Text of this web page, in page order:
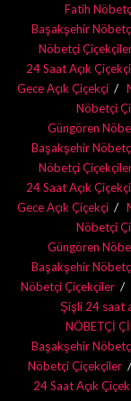
Fatih
Başakşehir
Nöbetçi
24 Saat Açık Çiçekçi
Gece Açık Çiçekçi
Nöbetçi
Güngören
Başakşehir
Nöbetçi
24 Saat Açık Çiçekçi
Gece Açık Çiçekçi
Nöbetçi
Güngören
Başakşehir
Nöbetçi Çiçekçiler
Şişli 24 saat
NÖBETÇİ
Başakşehir
Nöbetçi Çiçekçiler
24 Saat Açık